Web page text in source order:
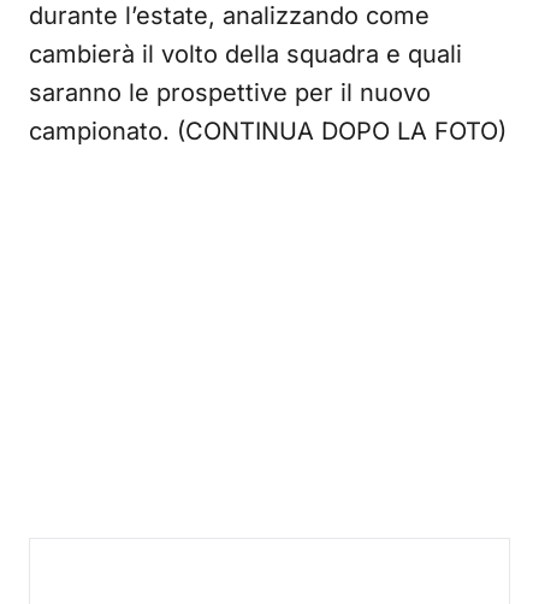
durante l’estate, analizzando come
cambierà il volto della squadra e quali
saranno le prospettive per il nuovo
campionato. (CONTINUA DOPO LA FOTO)